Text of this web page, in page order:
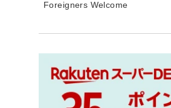
Foreigners Welcome